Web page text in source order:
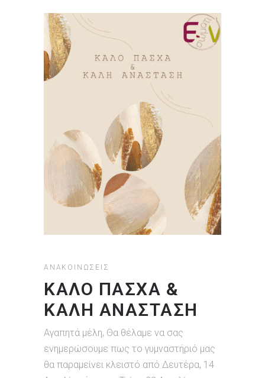
ΑΝΑΚΟΙΝΏΣΕΙΣ
ΚΑΛΟ ΠΑΣΧΑ &
ΚΑΛΗ ΑΝΑΣΤΑΣΗ
Αγαπητά μέλη, Θα θέλαμε να σας
ενημερώσουμε πως το γυμναστήριό μας
θα παραμείνει κλειστό από Δευτέρα, 14